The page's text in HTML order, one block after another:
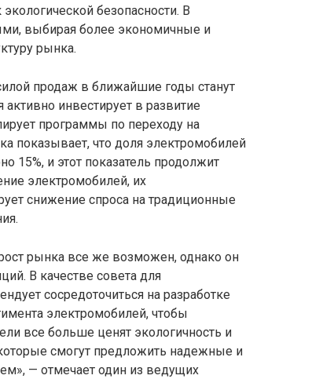
безопасности. В
выбирая более экономичные и
рынка.
продаж в ближайшие годы станут
инвестирует в развитие
программы по переходу на
показывает, что доля электромобилей
15%, и этот показатель продолжит
электромобилей, их
снижение спроса на традиционные
рынка все же возможен, однако он
В качестве совета для
сосредоточиться на разработке
электромобилей, чтобы
все больше ценят экологичность и
смогут предложить надежные и
— отмечает один из ведущих